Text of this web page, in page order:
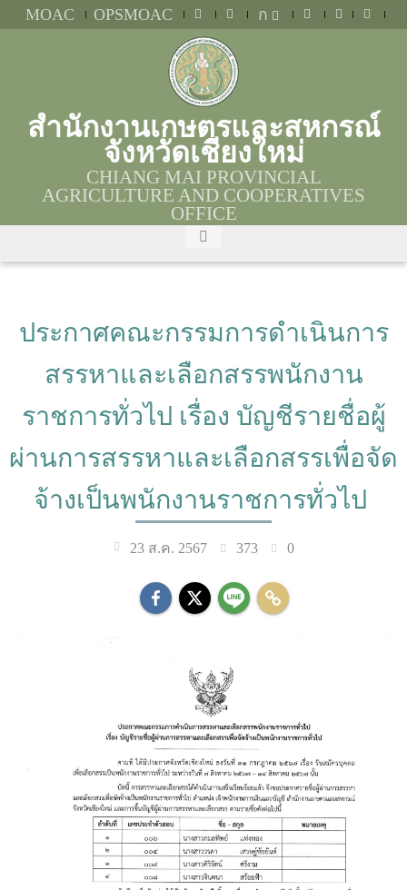
MOAC OPSMOAC ก
สำนักงานเกษตรและสหกรณ์
จังหวัดเชียงใหม่
CHIANG MAI PROVINCIAL
AGRICULTURE AND COOPERATIVES
OFFICE
ประกาศคณะกรรมการดำเนินการ
สรรหาและเลือกสรรพนักงาน
ราชการทั่วไป เรื่อง บัญชีรายชื่อผู้
ผ่านการสรรหาและเลือกสรรเพื่อจัด
จ้างเป็นพนักงานราชการทั่วไป
23 ส.ค. 2567 373 0